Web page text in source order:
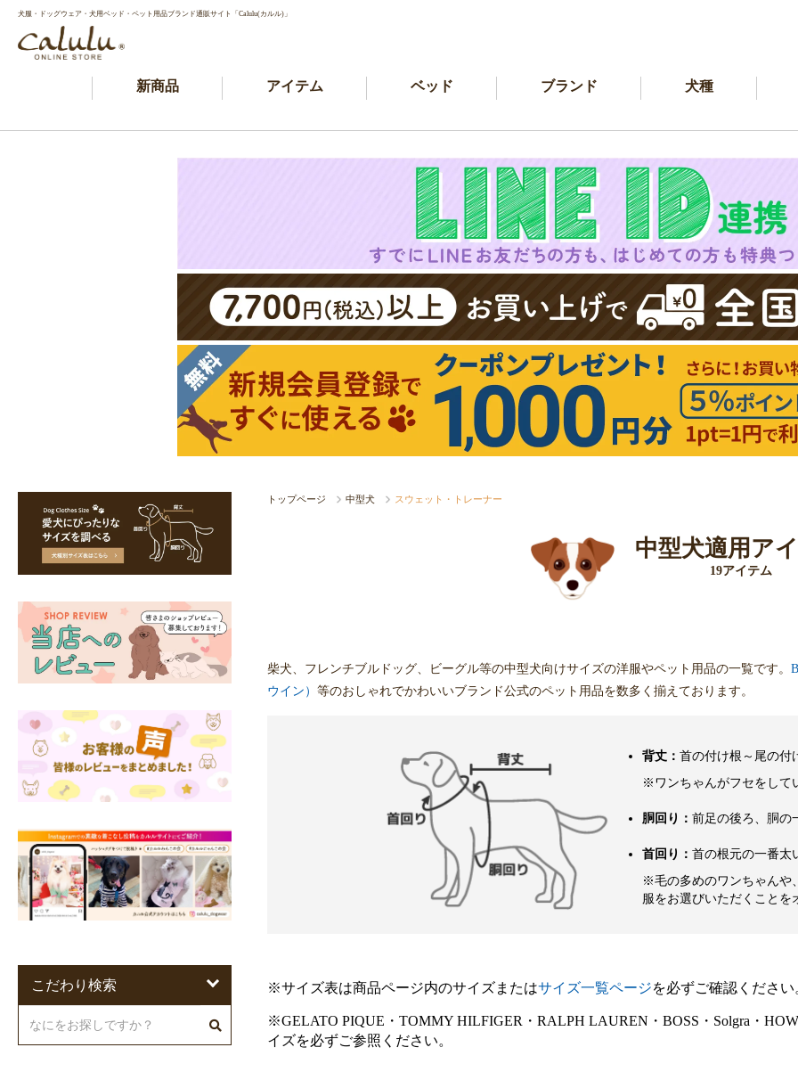
犬服・ドッグウェア・犬用ベッド・ペット用品ブランド通販サイト「Calulu(カルル)」
新商品 アイテム ベッド ブランド 犬種
トップページ 中型犬 スウェット・トレーナー
中型犬適用ア
19アイテム
柴犬、フレンチブルドッグ、ビーグル等の中型犬向けサイズの洋服やペット用品の一覧です。
ウイン） 等のおしゃれでかわいいブランド公式のペット用品を数多く揃えております。
背丈： 首の付け根～尾の付
※ワンちゃんがフセをして
胴回り： 前足の後ろ、胴の
首回り： 首の根元の一番太
※毛の多めのワンちゃんや
服をお選びいただくことを
※サイズ表は商品ページ内のサイズまたはサイズ一覧ページを必ずご確認ください
※GELATO PIQUE・TOMMY HILFIGER・RALPH LAUREN・BOSS・Solgra・
イズを必ずご参照ください。
こだわり検索